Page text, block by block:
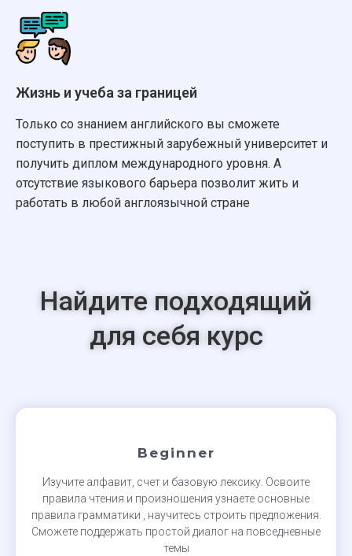
Жизнь и учеба за границей
Только со знанием английского вы сможете
поступить в престижный зарубежный университет и
получить диплом международного уровня. А
отсутствие языкового барьера позволит жить и
работать в любой англоязычной стране
Найдите подходящий
для себя курс
Beginner
Изучите алфавит, счет и базовую лексику. Освоите
правила чтения и произношения узнаете основные
правила грамматики , научитесь строить предложения.
Сможете поддержать простой диалог на повседневные
темы
Согласие на обработку персональных данных
ОТПРАВИТЬ ЗАЯВКУ